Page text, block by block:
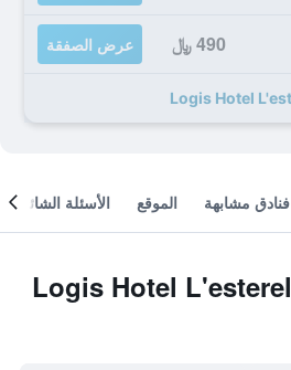
490 ﷼ عرض الصفقة
فنادق مشابهة الموقع الأسئلة الشائعة